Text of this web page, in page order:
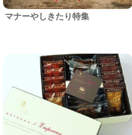
マナーやしきたり特集